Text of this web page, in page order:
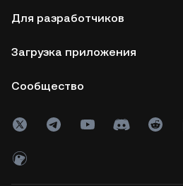
Для разработчиков
Загрузка приложения
Сообщество